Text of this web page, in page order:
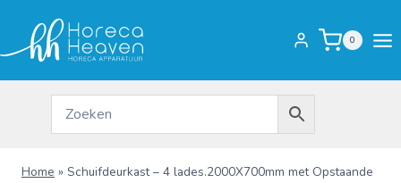
inhoud
0
Home » Schuifdeurkast – 4 lades.2000X700mm met Opstaande